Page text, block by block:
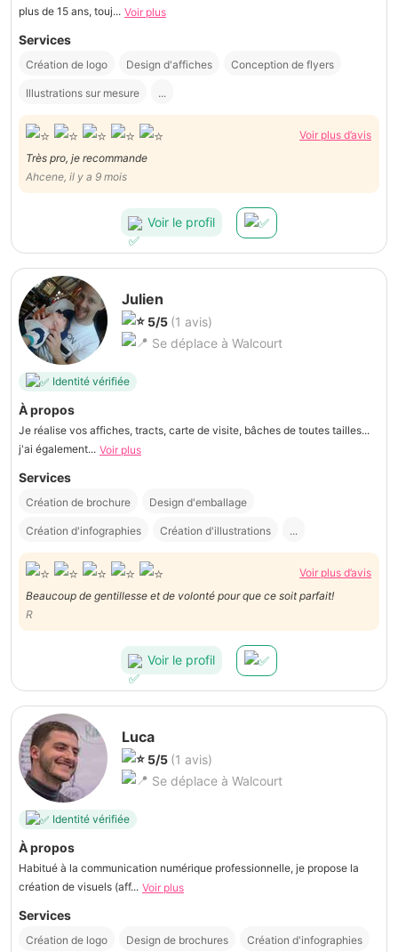
plus de 15 ans, touj... Voir plus
Services
Création de logo Design d'affiches Conception de flyers
Illustrations sur mesure ...
Voir plus d’avis
Très pro, je recommande
Ahcene, il y a 9 mois
Voir le profil
Julien
5/5 (1 avis)
Se déplace à Walcourt
Identité vérifiée
À propos
Je réalise vos affiches, tracts, carte de visite, bâches de toutes tailles...
j'ai également... Voir plus
Services
Création de brochure Design d'emballage
Création d'infographies Création d'illustrations ...
Voir plus d’avis
Beaucoup de gentillesse et de volonté pour que ce soit parfait!
R
Voir le profil
Luca
5/5 (1 avis)
Se déplace à Walcourt
Identité vérifiée
À propos
Habitué à la communication numérique professionnelle, je propose la
création de visuels (aff... Voir plus
Services
Création de logo Design de brochures Création d'infographies